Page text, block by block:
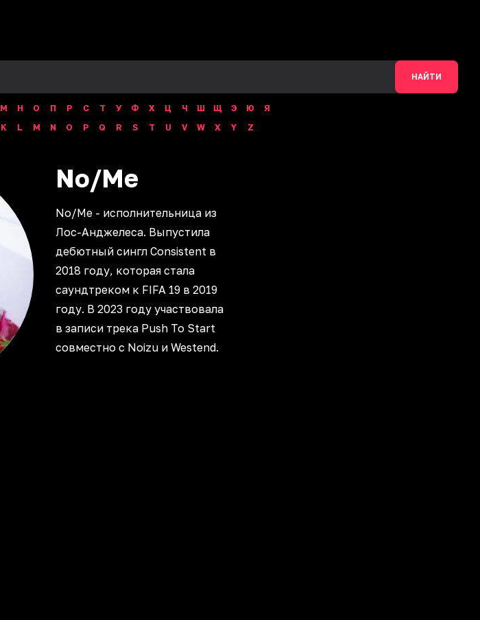
НАЙТИ
М Н О П Р С Т У Ф Х Ц Ч Ш Щ Э Ю
Я
K L M N O P Q R S T U V W X Y Z
No/Me
No/Me - исполнительница из
Лос-Анджелеса. Выпустила
дебютный сингл Consistent в
2018 году, которая стала
саундтреком к FIFA 19 в 2019
году. В 2023 году участвовала
в записи трека Push To Start
совместно с Noizu и Westend.